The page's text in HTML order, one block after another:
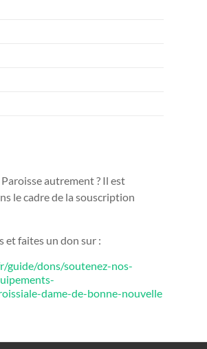
autrement ? Il est
le cadre de la souscription
et faites un don sur :
guide/dons/soutenez-nos-
dame-de-bonne-nouvelle